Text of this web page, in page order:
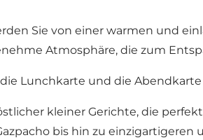
Sie von einer warmen und
Atmosphäre, die zum
die Lunchkarte und die
kleiner Gerichte, die
bis hin zu